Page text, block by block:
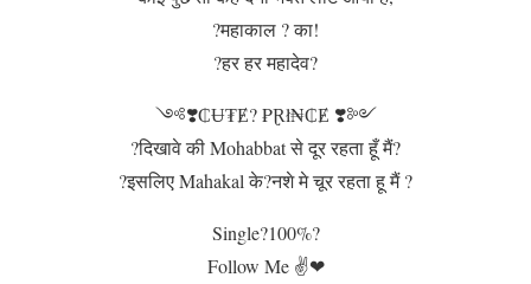
?महाकाल ? का!
?हर हर महादेव?
༺❣️₵Ʉ₮Ɇ? ₱Ɽł₦₵Ɇ ❣️༻
?दिखावे की Mohabbat से दूर रहता हूँ मैं?
?इसलिए Mahakal के?नशे मे चूर रहता हू मैं ?
Single?100%?
Follow Me ✌❤